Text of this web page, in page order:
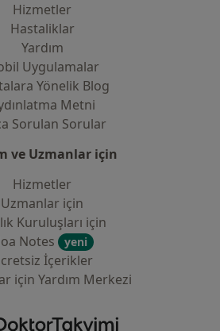
Hizmetler
Hastaliklar
Yardım
Uygulamalar
Yönelik Blog
Metni
Sorulan Sorular
ve Uzmanlar için
Hizmetler
Uzmanlar için
Kuruluşları için
Notes
yeni
İçerikler
için Yardım Merkezi
DoktorTakvimi - Ana Sayfa